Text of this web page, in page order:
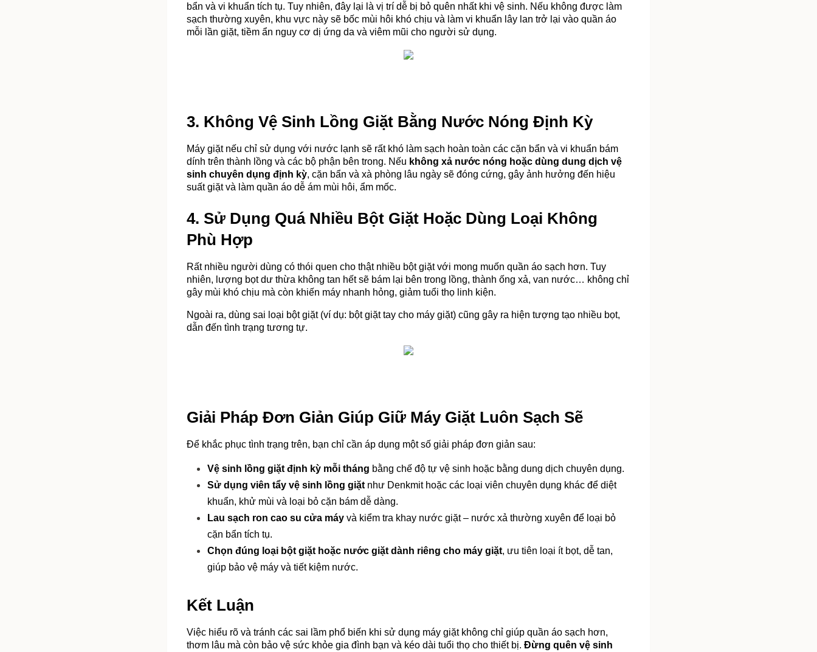
bẩn và vi khuẩn tích tụ. Tuy nhiên, đây lại là vị trí dễ bị bỏ quên nhất khi vệ sinh. Nếu không được làm
sạch thường xuyên, khu vực này sẽ bốc mùi hôi khó chịu và làm vi khuẩn lây lan trở lại vào quần áo
mỗi lần giặt, tiềm ẩn nguy cơ dị ứng da và viêm mũi cho người sử dụng.
3. Không Vệ Sinh Lồng Giặt Bằng Nước Nóng Định Kỳ
Máy giặt nếu chỉ sử dụng với nước lạnh sẽ rất khó làm sạch hoàn toàn các cặn bẩn và vi khuẩn bám
dính trên thành lồng và các bộ phận bên trong. Nếu không xả nước nóng hoặc dùng dung dịch vệ
sinh chuyên dụng định kỳ, cặn bẩn và xà phòng lâu ngày sẽ đóng cứng, gây ảnh hưởng đến hiệu
suất giặt và làm quần áo dễ ám mùi hôi, ẩm mốc.
4. Sử Dụng Quá Nhiều Bột Giặt Hoặc Dùng Loại Không
Phù Hợp
Rất nhiều người dùng có thói quen cho thật nhiều bột giặt với mong muốn quần áo sạch hơn. Tuy
nhiên, lượng bọt dư thừa không tan hết sẽ bám lại bên trong lồng, thành ống xả, van nước… không chỉ
gây mùi khó chịu mà còn khiến máy nhanh hỏng, giảm tuổi thọ linh kiện.
Ngoài ra, dùng sai loại bột giặt (ví dụ: bột giặt tay cho máy giặt) cũng gây ra hiện tượng tạo nhiều bọt,
dẫn đến tình trạng tương tự.
Giải Pháp Đơn Giản Giúp Giữ Máy Giặt Luôn Sạch Sẽ
Để khắc phục tình trạng trên, bạn chỉ cần áp dụng một số giải pháp đơn giản sau:
Vệ sinh lồng giặt định kỳ mỗi tháng bằng chế độ tự vệ sinh hoặc bằng dung dịch chuyên dụng.
Sử dụng viên tẩy vệ sinh lồng giặt như Denkmit hoặc các loại viên chuyên dụng khác để diệt
khuẩn, khử mùi và loại bỏ cặn bám dễ dàng.
Lau sạch ron cao su cửa máy và kiểm tra khay nước giặt – nước xả thường xuyên để loại bỏ
cặn bẩn tích tụ.
Chọn đúng loại bột giặt hoặc nước giặt dành riêng cho máy giặt, ưu tiên loại ít bọt, dễ tan,
giúp bảo vệ máy và tiết kiệm nước.
Kết Luận
Việc hiểu rõ và tránh các sai lầm phổ biến khi sử dụng máy giặt không chỉ giúp quần áo sạch hơn,
thơm lâu mà còn bảo vệ sức khỏe gia đình bạn và kéo dài tuổi thọ cho thiết bị. Đừng quên vệ sinh